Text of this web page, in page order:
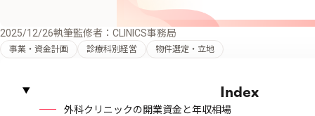
2025/12/26執筆監修者：CLINICS事務局
事業・資金計画 診療科別経営 物件選定・立地
Index
外科クリニックの開業資金と年収相場